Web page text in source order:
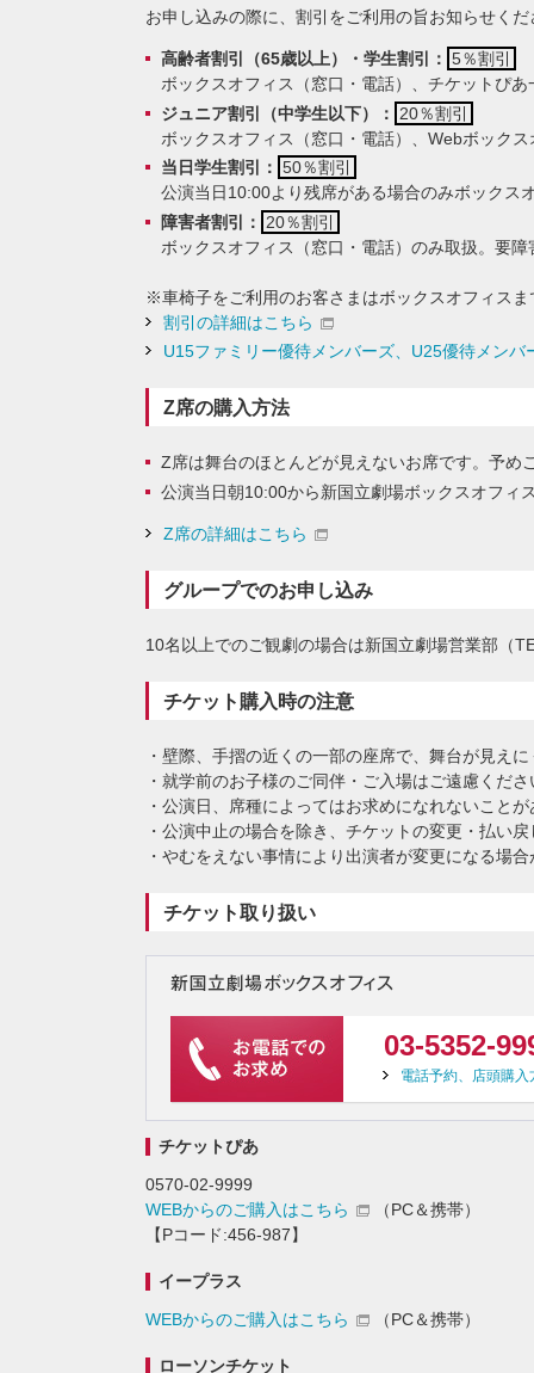
お申し込みの際に、割引をご利用の旨お知らせく
高齢者割引（65歳以上）・学生割引： 5％割引
ボックスオフィス（窓口・電話）、チケットぴ
ジュニア割引（中学生以下）：
20％割引
ボックスオフィス（窓口・電話）、Webボック
当日学生割引： 50％割引
公演当日10:00より残席がある場合のみボックス
障害者割引：
20％割引
ボックスオフィス（窓口・電話）のみ取扱。要障
※車椅子をご利用のお客さまはボックスオフィス
割引の詳細はこちら
U15ファミリー優待メンバーズ、U25優待メンバ
Z席の購入方法
Z席は舞台のほとんどが見えないお席です。予め
公演当日朝10:00から新国立劇場ボックスオフィ
Z席の詳細はこちら
グループでのお申し込み
10名以上でのご観劇の場合は新国立劇場営業部（
チケット購入時の注意
・壁際、手摺の近くの一部の座席で、舞台が見え
・ 就学前のお子様のご同伴・ご入場はご遠慮くだ
・公演日、席種によってはお求めになれないこと
・公演中止の場合を除き、チケットの変更・払い
・やむをえない事情により出演者が変更になる場
チケット取り扱い
03-5352-
電話予約、店頭購入
チケットぴあ
0570-02-9999
WEBからのご購入はこちら
（PC＆携帯）
【Pコード:456-987】
イープラス
WEBからのご購入はこちら
（PC＆携帯）
ローソンチケット